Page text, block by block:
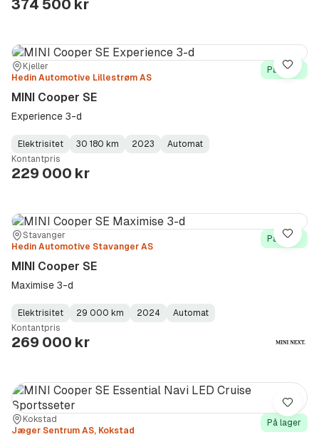
374 500 kr
Sted:
Kjeller
Forhandler:
Hedin Automotive Lillestrøm AS
På lager
MINI Cooper SE
Experience 3-d
Fuel
Type:
Elektrisitet
Kilometerstand:
30 180 km
Model
Year:
2023
Gearbox
Type:
Automat
Kontantpris
229 000 kr
Lagre
Sted:
Stavanger
Forhandler:
Hedin Automotive Stavanger AS
På lager
MINI Cooper SE
Maximise 3-d
Fuel
Type:
Elektrisitet
Kilometerstand:
29 000 km
Model
Year:
2024
Gearbox
Type:
Automat
Kontantpris
269 000 kr
Lagre
Sted:
Kokstad
Forhandler:
Jæger Sentrum AS, Kokstad
På lager
Lagre